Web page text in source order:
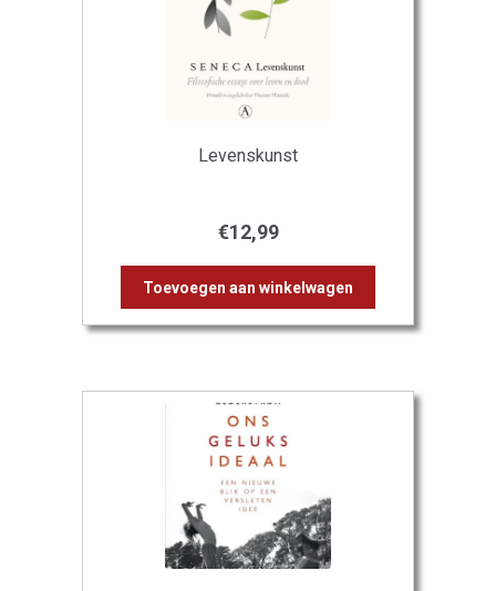
Levenskunst
€12,99
Toevoegen aan winkelwagen